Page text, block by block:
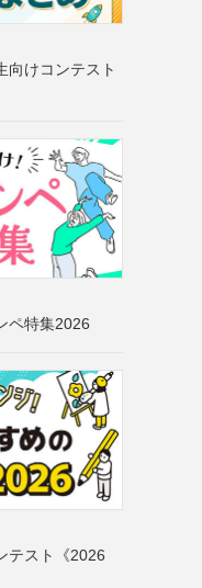
向けコンテスト
ペ特集2026
テスト《2026